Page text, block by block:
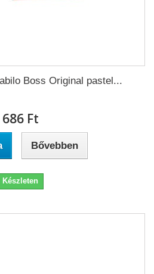
Boss Original pastel...
686 Ft‎
Bővebben
Készleten